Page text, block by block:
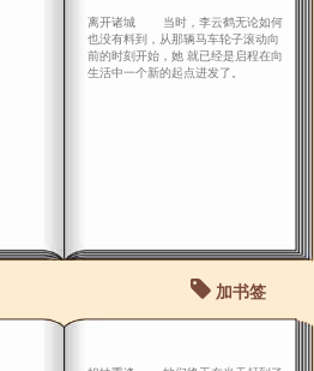
离开诸城 当时，李云鹤无论如何
也没有料到，从那辆马车轮子滚动向
前的时刻开始，她 就已经是启程在向
生活中一个新的起点进发了。
加书签